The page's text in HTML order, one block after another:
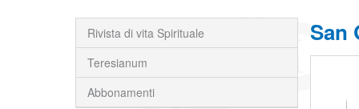
Rivista di vita Spirituale
Teresianum
Abbonamenti
San